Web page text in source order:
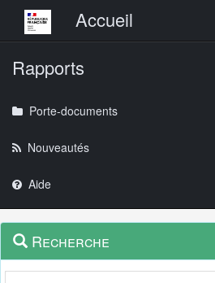
Menu principalAccueil
Rapports
Porte-documents
Nouveautés
Aide
Navigation
outils
Menu
contextuel
Recherche